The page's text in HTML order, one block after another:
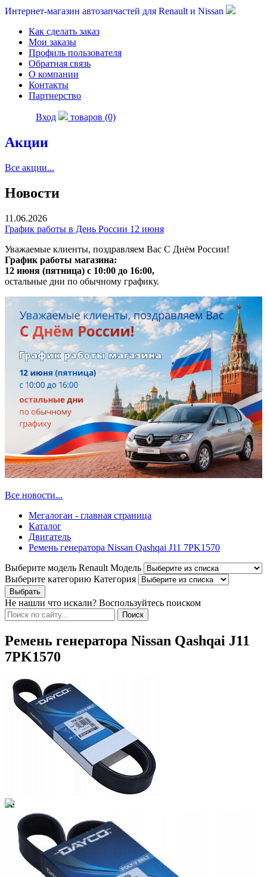
Интернет-магазин автозапчастей для Renault и Nissan
Как сделать заказ
Мои заказы
Профиль пользователя
Обратная связь
О компании
Контакты
Партнерство
Вход товаров (0)
Акции
Все акции...
Новости
11.06.2026
График работы в День России 12 июня
Уважаемые клиенты, поздравляем Вас С Днём России!
График работы магазина:
12 июня (пятница) с 10:00 до 16:00,
остальные дни по обычному графику.
Все новости...
Мегалоган - главная страница
Каталог
Двигатель
Ремень генератора Nissan Qashqai J11 7PK1570
Выберите модель Renault Модель
Выберите категорию Категория
Не нашли что искали? Воспользуйтесь поиском
Ремень генератора Nissan Qashqai J11
7PK1570